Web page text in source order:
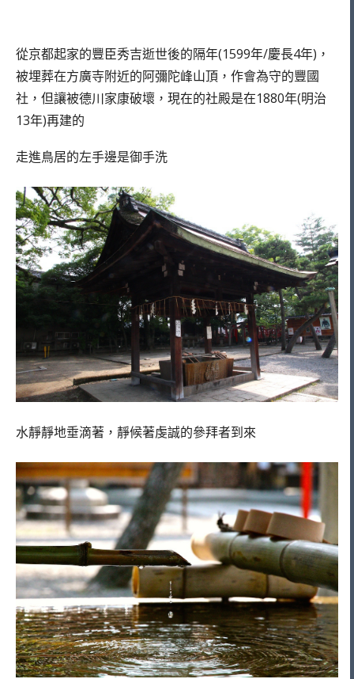
從京都起家的豐臣秀吉逝世後的隔年(1599年/慶長4年)，
被埋葬在方廣寺附近的阿彌陀峰山頂，作會為守的豐國
社，但讓被德川家康破壞，現在的社殿是在1880年(明治
13年)再建的
走進鳥居的左手邊是御手洗
水靜靜地垂滴著，靜候著虔誠的參拜者到來